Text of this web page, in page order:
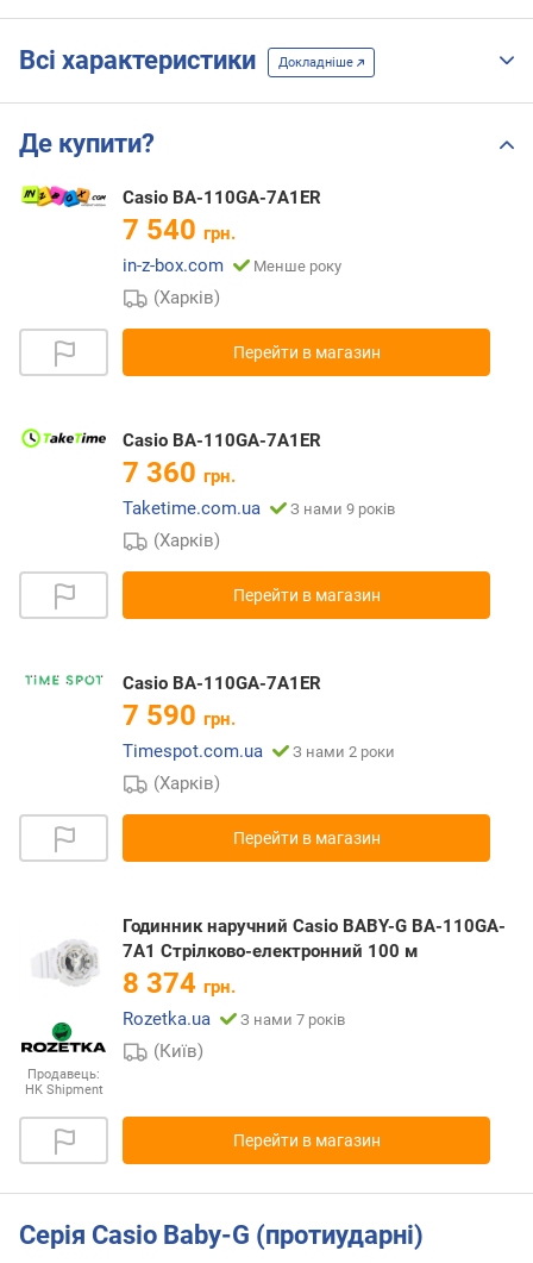
Всі характеристики Докладніше
Де купити?
Casio BA-110GA-7A1ER
7 540 грн.
in-z-box.com
Менше року
(Харків)
Перейти в магазин
Casio BA-110GA-7A1ER
7 360 грн.
Taketime.com.ua
З нами 9 років
(Харків)
Перейти в магазин
Casio BA-110GA-7A1ER
7 590 грн.
Timespot.com.ua
З нами 2 роки
(Харків)
Перейти в магазин
Продавець:
HK Shipment
Годинник наручний Casio BABY-G BA-110GA-
7A1 Стрілково-електронний 100 м
8 374 грн.
Rozetka.ua
З нами 7 років
(Київ)
Перейти в магазин
Серія Casio Baby-G (протиударні)